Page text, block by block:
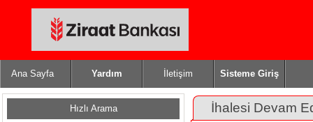
Ana Sayfa Yardım İletişim Sisteme Giriş
Hızlı Arama İhalesi Devam